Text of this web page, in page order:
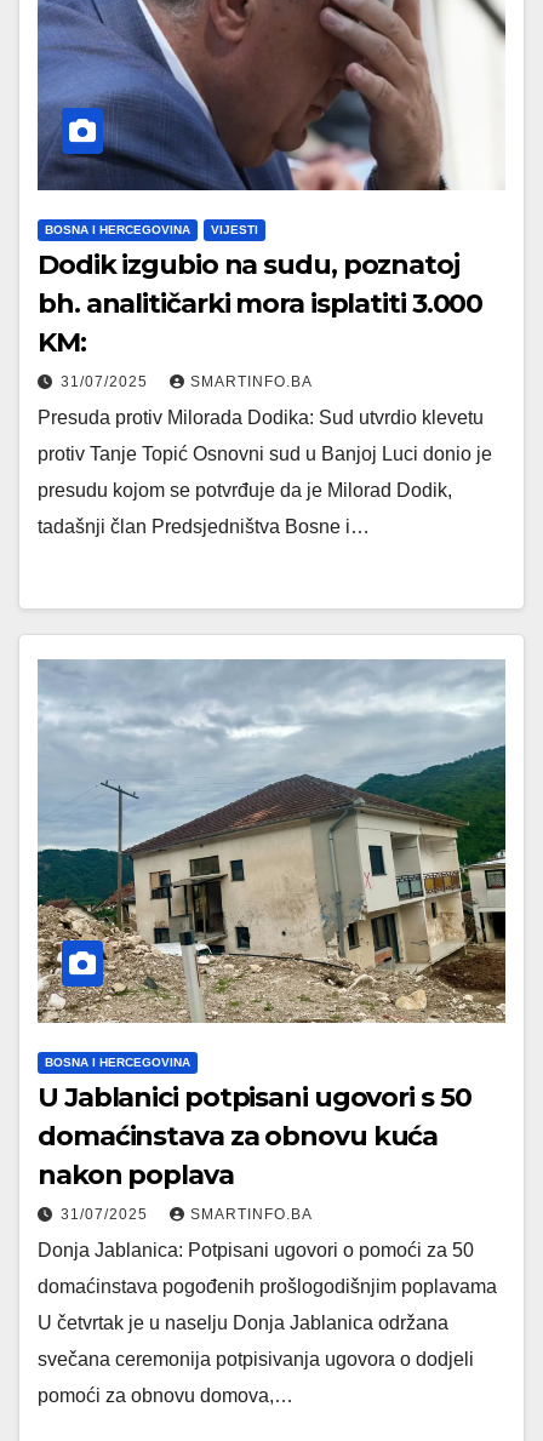
BOSNA I HERCEGOVINA VIJESTI
Dodik izgubio na sudu, poznatoj
bh. analitičarki mora isplatiti 3.000
KM:
31/07/2025 SMARTINFO.BA
Presuda protiv Milorada Dodika: Sud utvrdio klevetu
protiv Tanje Topić Osnovni sud u Banjoj Luci donio je
presudu kojom se potvrđuje da je Milorad Dodik,
tadašnji član Predsjedništva Bosne i…
BOSNA I HERCEGOVINA
U Jablanici potpisani ugovori s 50
domaćinstava za obnovu kuća
nakon poplava
31/07/2025 SMARTINFO.BA
Donja Jablanica: Potpisani ugovori o pomoći za 50
domaćinstava pogođenih prošlogodišnjim poplavama
U četvrtak je u naselju Donja Jablanica održana
svečana ceremonija potpisivanja ugovora o dodjeli
pomoći za obnovu domova,…